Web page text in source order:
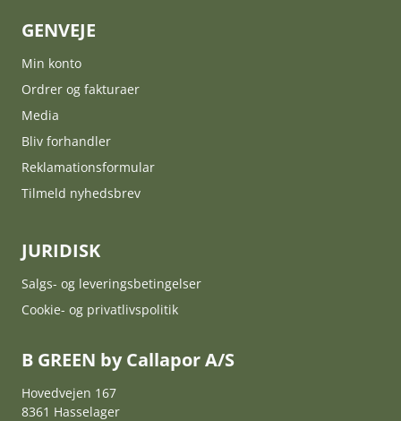
GENVEJE
Min konto
Ordrer og fakturaer
Media
Bliv forhandler
Reklamationsformular
Tilmeld nyhedsbrev
JURIDISK
Salgs- og leveringsbetingelser
Cookie- og privatlivspolitik
B GREEN by Callapor A/S
Hovedvejen 167
8361 Hasselager